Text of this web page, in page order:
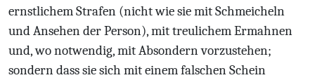
ernstlichem Strafen (nicht wie sie mit Schmeicheln
und Ansehen der Person), mit treulichem Ermahnen
und, wo notwendig, mit Absondern vorzustehen;
sondern dass sie sich mit einem falschen Schein